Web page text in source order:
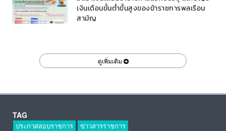
เงินเดือนขั้นต่ำขั้นสูงของข้าราชการพลเรือน
สามัญ
ดูเพิ่มเติม
TAG
ประกาศสอบราชการ ข่าวสารราชการ